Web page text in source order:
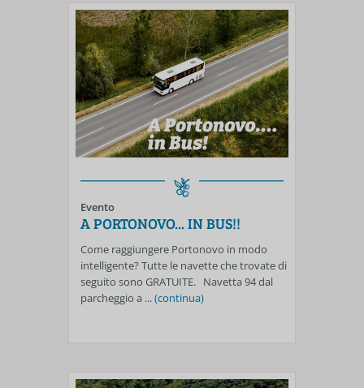
Evento
A PORTONOVO... IN BUS!!
Come raggiungere Portonovo in modo
intelligente? Tutte le navette che trovate di
seguito sono GRATUITE. Navetta 94 dal
parcheggio a ...(continua)